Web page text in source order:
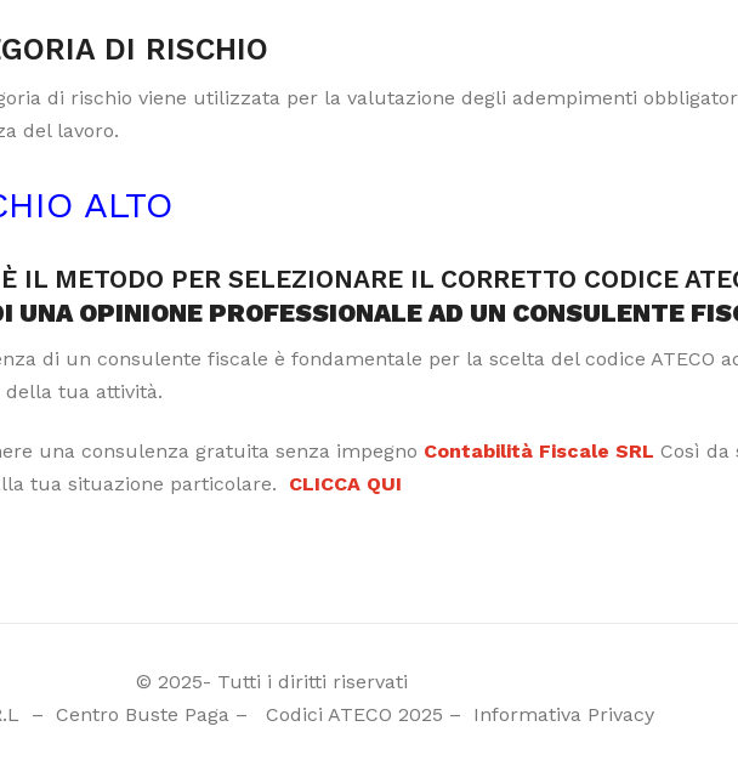
DI RISCHIO
di rischio viene utilizzata per la valutazione degli adempimenti
del lavoro.
ALTO
IL METODO PER SELEZIONARE IL CORRETTO CODICE
UNA OPINIONE PROFESSIONALE AD UN CONSULENTE
di un consulente fiscale è fondamentale per la scelta del codice ATECO
della tua attività.
una consulenza gratuita senza impegno Contabilità Fiscale SRL Così da
tua situazione particolare. CLICCA QUI
© 2025- Tutti i diritti riservati
– Centro Buste Paga– Codici ATECO 2025 – Informativa Privacy